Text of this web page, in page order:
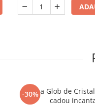
-30%
Lampa Glob de
cadou